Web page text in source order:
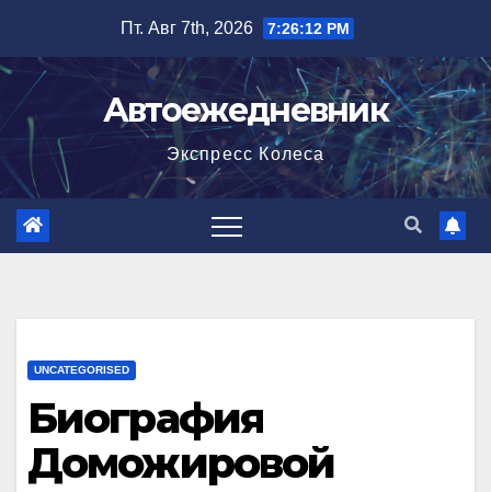
содержимому
Пт. Авг 7th, 2026 7:26:13 PM
Автоежедневник
Экспресс Колеса
UNCATEGORISED
Биография
Доможировой